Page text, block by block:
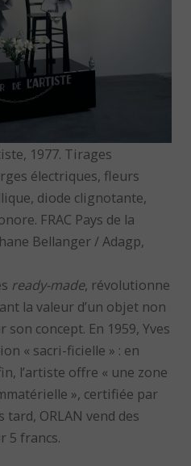
1977. Tirages
électriques, fleurs
diode clignotante,
FRAC Pays de la
Bellanger / Adagp,
ready-made, révolutionne
la valeur d’un objet non
concept. En 1959, Yves
« sacri-ficielle » : en
l’artiste offre « une zone
», certifiée par
tard, ORLAN vend des
5 francs.